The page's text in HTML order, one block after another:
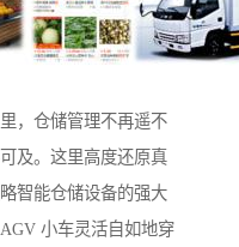
，仓储管理不再遥不
及。这里高度还原真
智能仓储设备的强大
小车灵活自如地穿